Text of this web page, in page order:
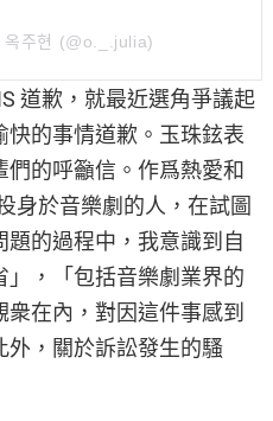
(@o._.julia)
道歉，就最近選角爭議起
的事情道歉。玉珠鉉表
的呼籲信。作爲熱愛和
身於音樂劇的人，在試圖
的過程中，我意識到自
」，「包括音樂劇業界的
在內，對因這件事感到
外，關於訴訟發生的騷